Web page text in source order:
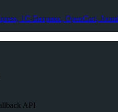
1С-Битрикс, OpenCart,
API